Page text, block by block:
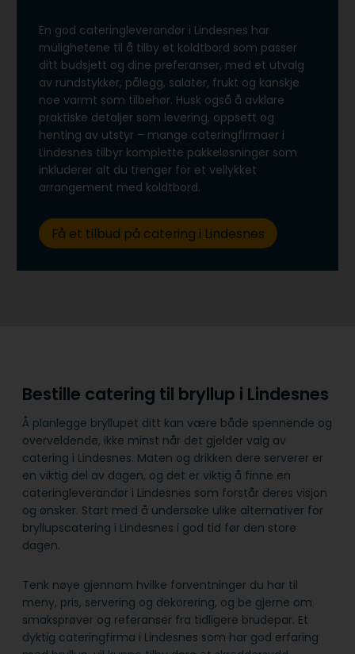
En god cateringleverandør i Lindesnes har
mulighetene til å tilby et koldtbord som passer
ditt budsjett og dine preferanser, med et utvalg
av rundstykker, pålegg, salater, frukt og kanskje
noe varmt som tilbehør. Husk også å avklare
praktiske detaljer som levering, oppsett og
henting av utstyr – mange cateringfirmaer i
Lindesnes tilbyr komplette pakkeløsninger som
inkluderer alt du trenger for et vellykket
arrangement med koldtbord.
Få et tilbud på catering i Lindesnes
Bestille catering til bryllup i Lindesnes
Å planlegge bryllupet ditt kan være både spennende og
overveldende, ikke minst når det gjelder valg av
catering i Lindesnes. Maten og drikken dere serverer er
en viktig del av dagen, og det er viktig å finne en
cateringleverandør i Lindesnes som forstår deres visjon
og ønsker. Start med å undersøke ulike alternativer for
bryllupscatering i Lindesnes i god tid før den store
dagen.
Tenk nøye gjennom hvilke forventninger du har til
meny, pris, servering og dekorering, og be gjerne om
smaksprøver og referanser fra tidligere brudepar. Et
dyktig cateringfirma i Lindesnes som har god erfaring